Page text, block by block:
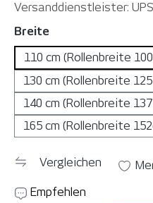
Versanddienstleister:
Breiteauswählen
110 cm (Rollenbreite
130 cm (Rollenbreite
140 cm (Rollenbreite
165 cm (Rollenbreite
Vergleichen
Empfehlen